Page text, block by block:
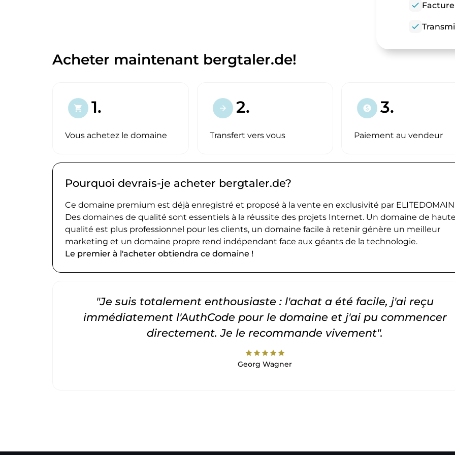
check
check
Acheter maintenant bergtaler.de!
shopping_cart 1.
Vous achetez le domaine
arrow_forward 2.
Transfert vers vous
paid 3.
Paiement au vendeur
Pourquoi devrais-je acheter bergtaler.de?
Ce domaine premium est déjà enregistré et proposé à la vente en exclusivité par
Des domaines de qualité sont essentiels à la réussite des projets Internet. Un domaine de haute
qualité est plus professionnel pour les clients, un domaine facile à retenir génère un meilleur
marketing et un domaine propre rend indépendant face aux géants de la technologie.
Le premier à l'acheter obtiendra ce domaine !
"Je suis totalement enthousiaste : l'achat a été facile, j'ai reçu
immédiatement l'AuthCode pour le domaine et j'ai pu commencer
directement. Je le recommande vivement".
starstarstarstarstar
Georg Wagner